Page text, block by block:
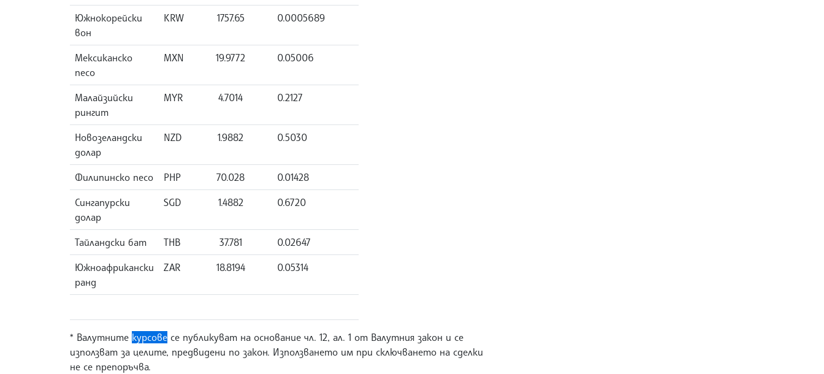
Южнокорейски
вон
KRW 1757.65 0.0005689
Мексиканско
песо
MXN 19.9772 0.05006
Малайзийски
рингит
MYR 4.7014 0.2127
Новозеландски
долар
NZD 1.9882 0.5030
Филипинско песо PHP 70.028 0.01428
Сингапурски
долар
SGD 1.4882 0.6720
Тайландски бат THB 37.781 0.02647
Южноафрикански
ранд
ZAR 18.8194 0.05314
* Валутните курсове се публикуват на основание чл. 12, ал. 1 от Валутния закон и се
използват за целите, предвидени по закон. Използването им при сключването на сделки
не се препоръчва.